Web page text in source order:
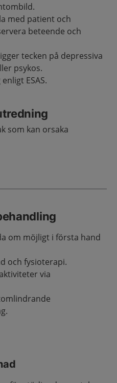
med patient och
beteende och
tecken på depressiva
psykos.
ESAS.
som kan orsaka
om möjligt i första hand
och fysioterapi.
via